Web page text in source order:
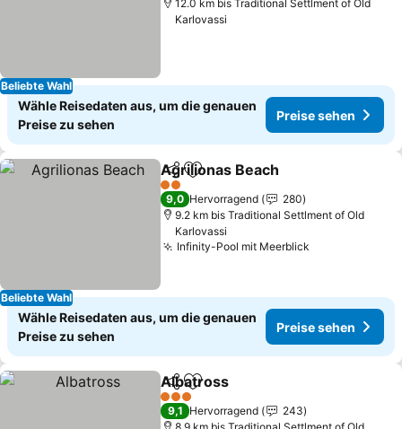
Beliebte Wahl
12.0 km bis Traditional Settlment of Old
Karlovassi
Wähle Reisedaten aus, um die genauen
Preise zu sehen
Preise sehen
Beliebte Wahl
TeilenZu Favoriten hinzufügen
Agrilionas Beach
2 Sterne
9,0 Hervorragend
280
9.2 km bis Traditional Settlment of Old
Karlovassi
Infinity-Pool mit Meerblick
Wähle Reisedaten aus, um die genauen
Preise zu sehen
Preise sehen
TeilenZu Favoriten hinzufügen
Albatross
3 Sterne
9,1 Hervorragend
243